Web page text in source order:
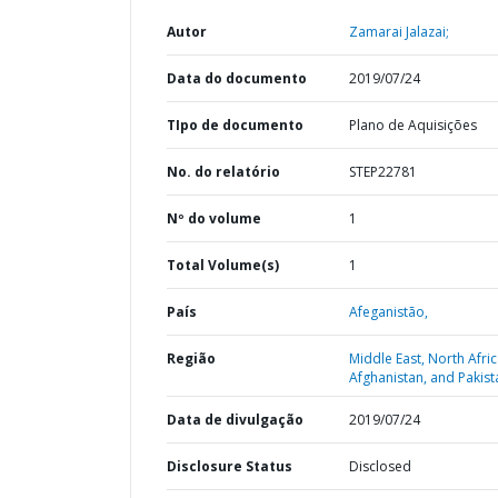
Autor Zamarai Jalazai;
Data do documento 2019/07/24
TIpo de documento Plano de Aquisições
No. do relatório STEP22781
Nº do volume 1
Total Volume(s) 1
País Afeganistão,
Região
Middle East, North
Afghanistan, and
Data de divulgação 2019/07/24
Disclosure Status Disclosed